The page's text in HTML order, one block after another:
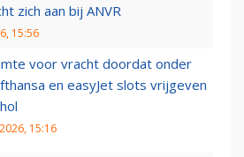
zich aan bij ANVR
15:56
voor vracht doordat onder
en easyJet slots vrijgeven
15:16